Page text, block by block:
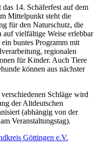
das 14. Schäferfest auf dem
Mittelpunkt steht die
für den Naturschutz, die
auf vielfältige Weise erlebbar
buntes Programm mit
regionalen
für Kinder. Auch Tiere
können aus nächster
Schläge wird
der Altdeutschen
(abhängig von der
Veranstaltungstag).
Göttingen e.V.